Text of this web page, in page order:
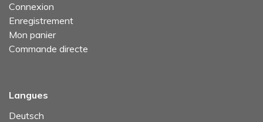
Connexion
Enregistrement
Mon panier
Commande directe
Langues
Deutsch